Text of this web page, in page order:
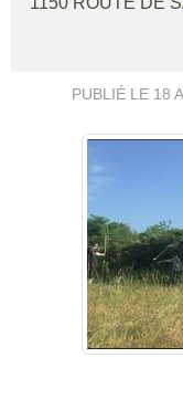
PUBLIÉ LE 18